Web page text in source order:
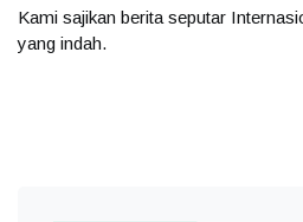
Kami sajikan berita seputar
yang indah.